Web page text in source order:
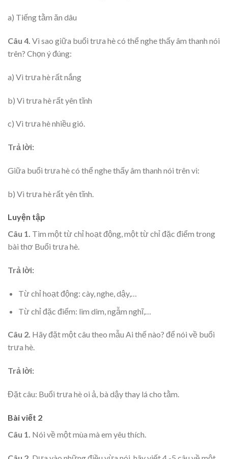
a) Tiếng tằm ăn dâu
Câu 4. Vì sao giữa buổi trưa hè có thể nghe thấy âm thanh nói
trên? Chọn ý đúng:
a) Vì trưa hè rất nắng
b) Vì trưa hè rất yên tĩnh
c) Vì trưa hè nhiều gió.
Trả lời:
Giữa buổi trưa hè có thể nghe thấy âm thanh nói trên vì:
b) Vì trưa hè rất yên tĩnh.
Luyện tập
Câu 1. Tìm một từ chỉ hoạt động, một từ chỉ đặc điểm trong
bài thơ Buổi trưa hè.
Trả lời:
Từ chỉ hoạt động: cày, nghe, dậy,…
Từ chỉ đặc điểm: lim dim, ngẫm nghĩ,…
Câu 2. Hãy đặt một câu theo mẫu Ai thế nào? để nói về buổi
trưa hè.
Trả lời:
Đặt câu: Buổi trưa hè oi ả, bà dậy thay lá cho tằm.
Bài viết 2
Câu 1. Nói về một mùa mà em yêu thích.